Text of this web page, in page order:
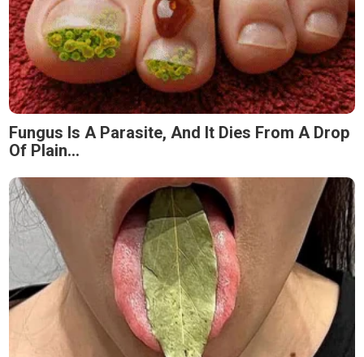
Fungus Is A Parasite, And It Dies From A Drop
Of Plain...